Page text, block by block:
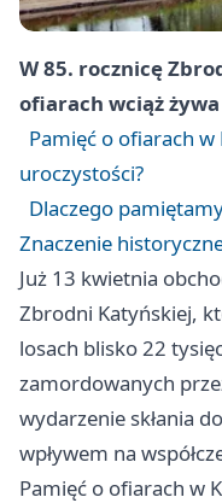
W 85. rocznicę
ofiarach wciąż
Pamięć o ofiarach
uroczystości?
Dlaczego
Znaczenie
Już 13 kwietnia
Zbrodni Katyńskiej,
losach blisko 22
zamordowanych
wydarzenie skłania
wpływem na
Pamięć o ofiarach w